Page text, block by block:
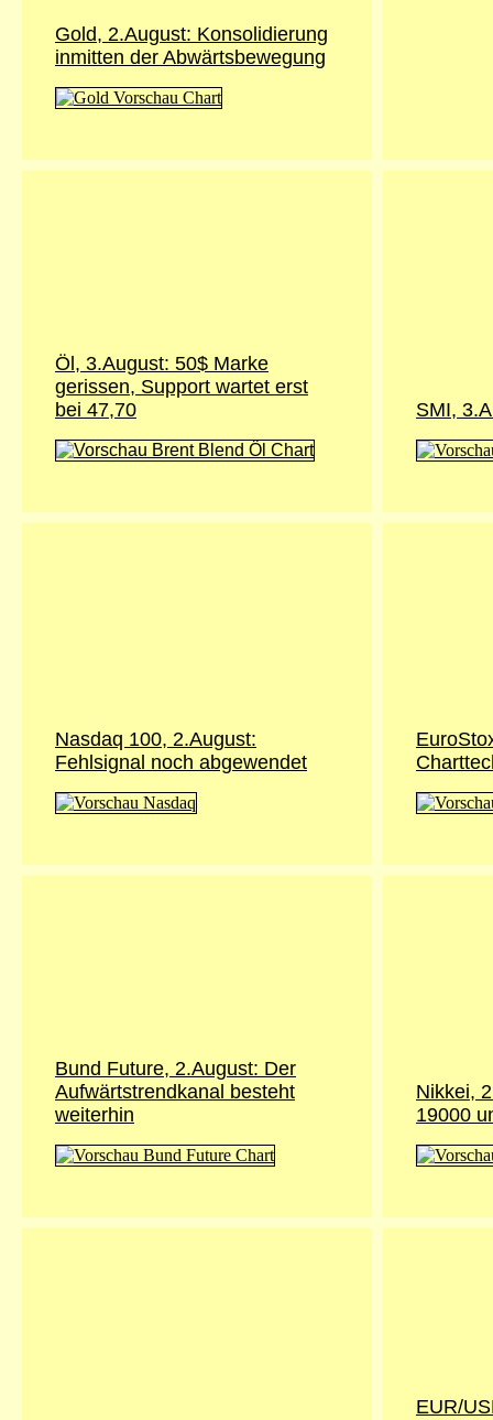
Gold, 2.August: Konsolidierung
inmitten der Abwärtsbewegung
Öl, 3.August: 50$ Marke
gerissen, Support wartet erst
bei 47,70
SMI,
Nasdaq 100, 2.August:
Fehlsignal noch abgewendet
Bund Future, 2.August: Der
Aufwärtstrendkanal besteht
weiterhin
Nikkei,
19000
EUR/